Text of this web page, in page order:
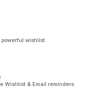
wishlist
Wishlist & Email reminders